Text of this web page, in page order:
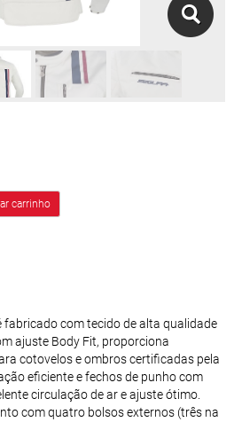
fabricado com tecido de alta qualidade
ajuste Body Fit, proporciona
cotovelos e ombros certificadas pela
eficiente e fechos de punho com
circulação de ar e ajuste ótimo.
com quatro bolsos externos (três na